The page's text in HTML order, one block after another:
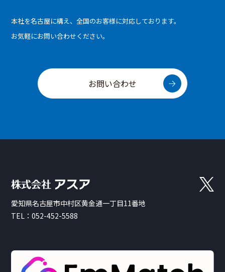
本社を名古屋に構え、全国のお客様に対応しております。
お気軽にお問い合わせください。
お問い合わせ
愛知県名古屋市中村区黄金通一丁目11番地
TEL：052-452-5588